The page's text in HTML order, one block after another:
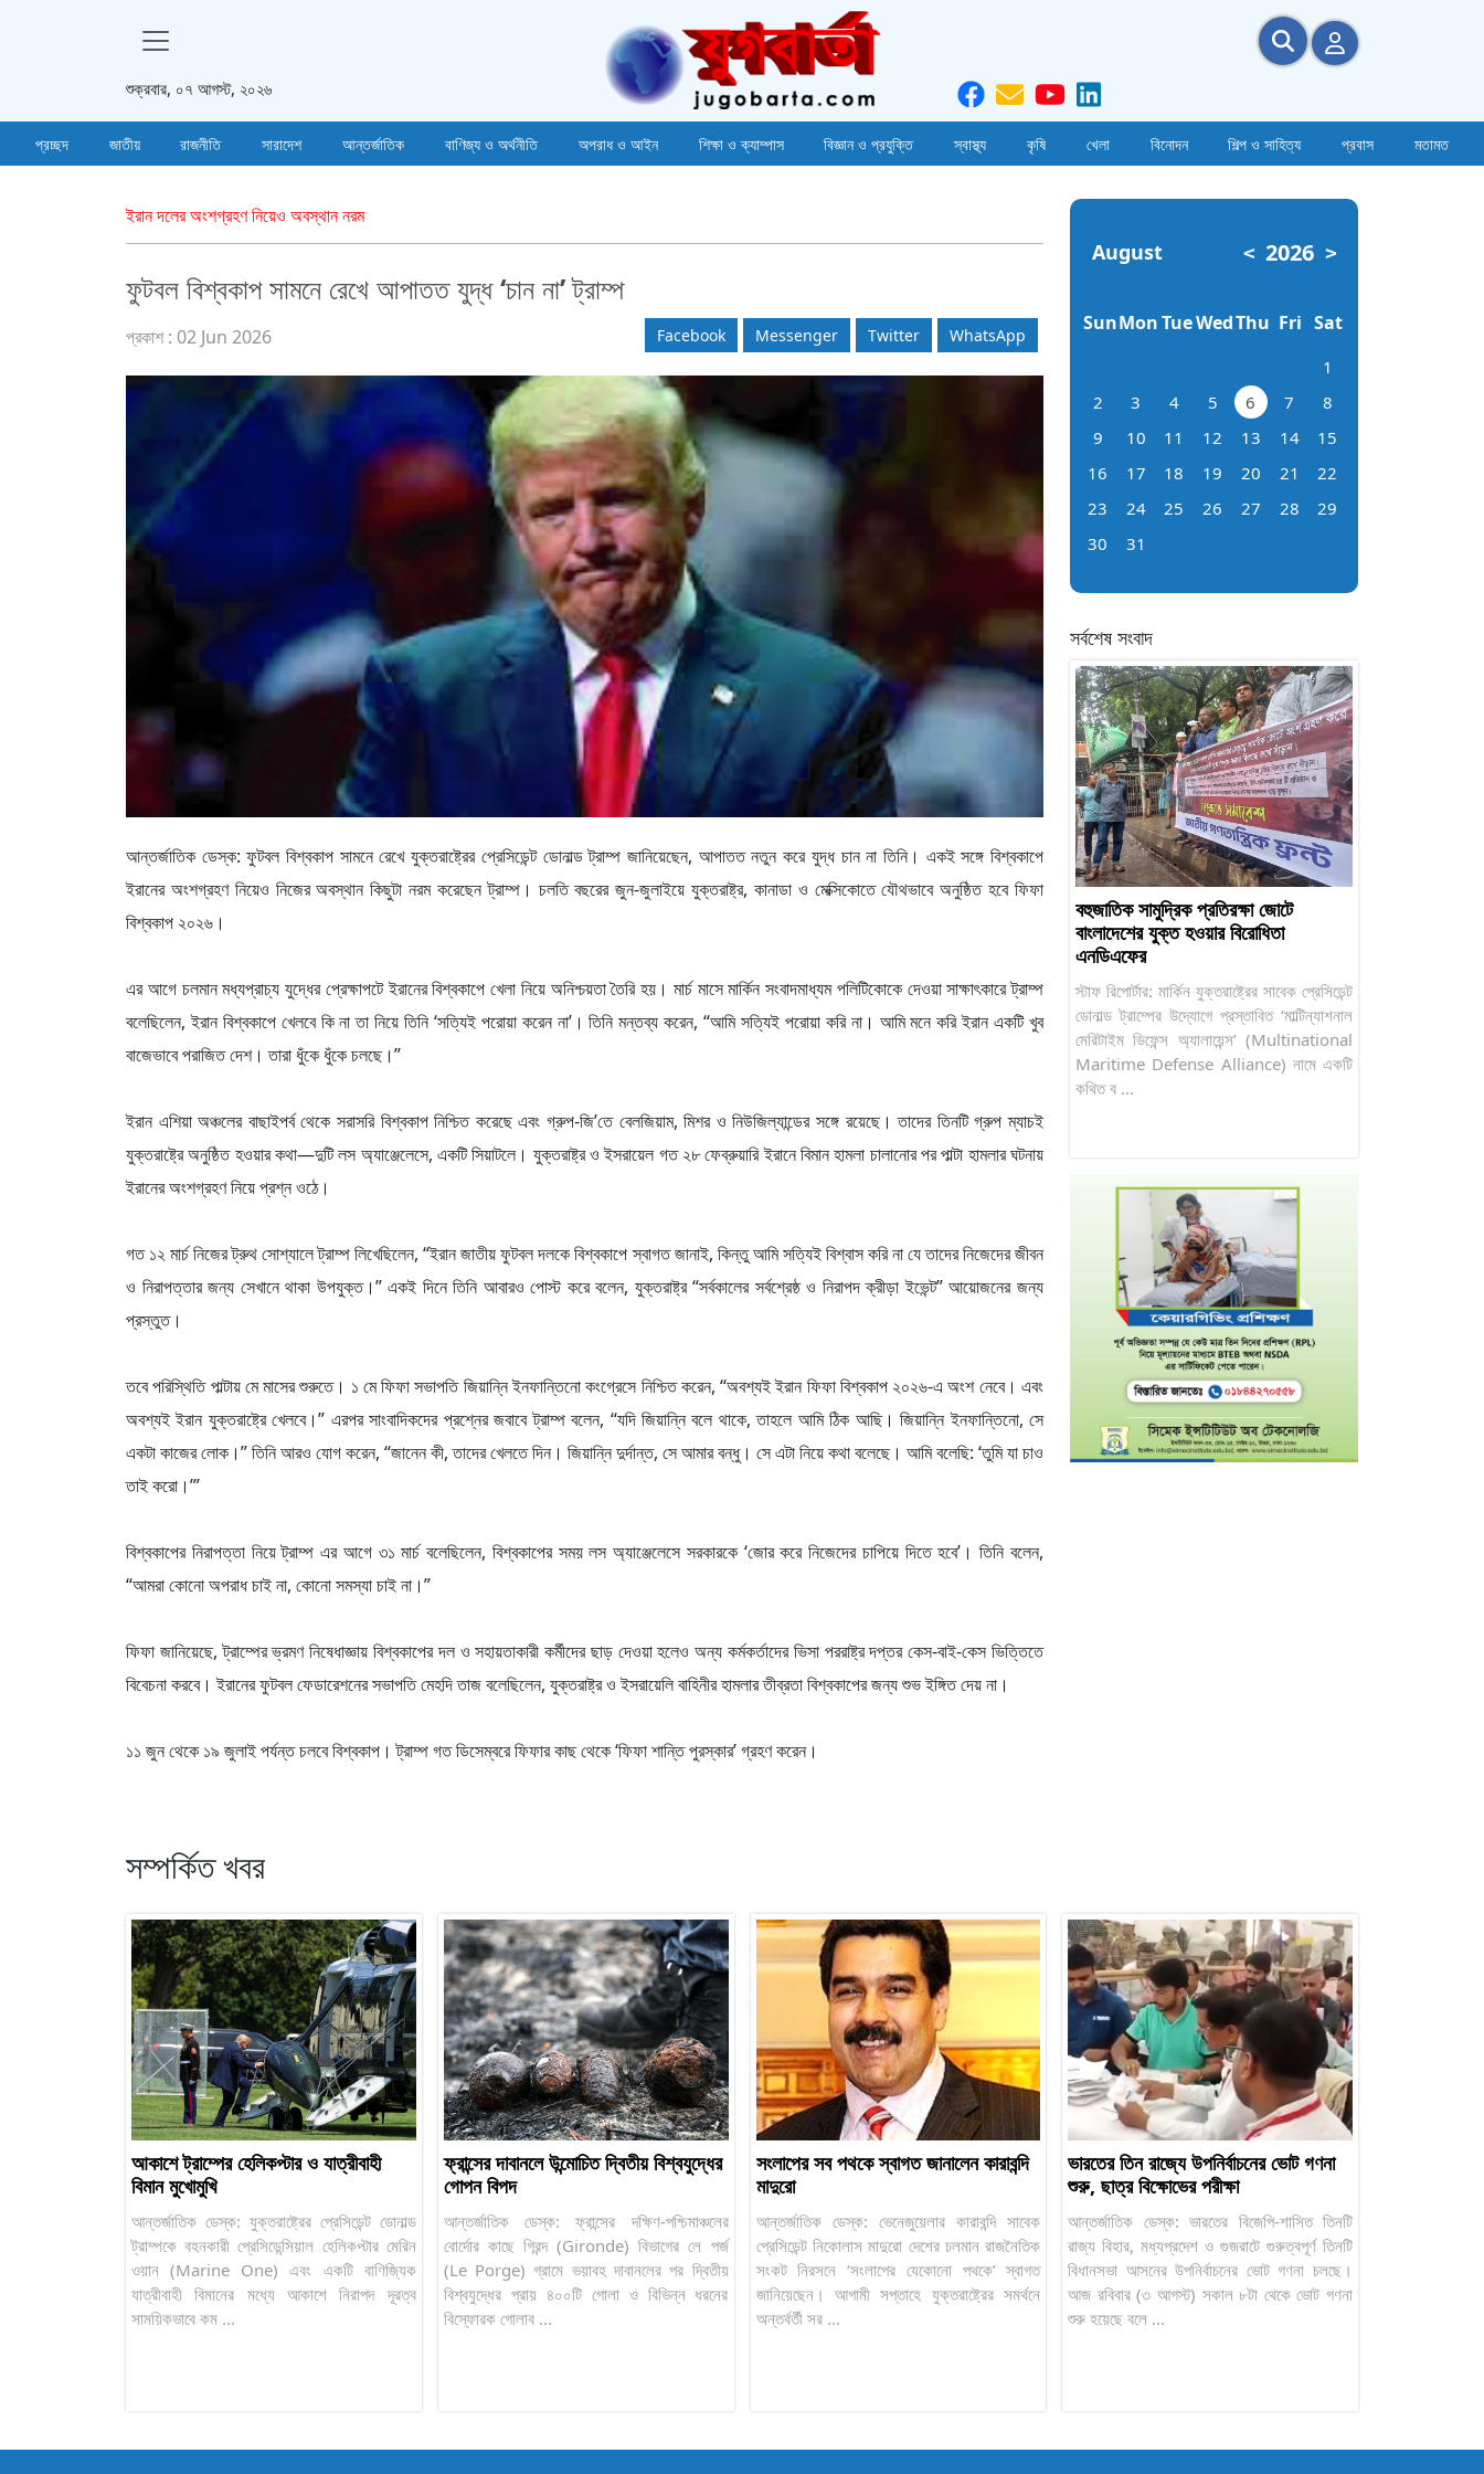
শুক্রবার, ০৭ আগস্ট, ২০২৬
প্রচ্ছদ জাতীয় রাজনীতি সারাদেশ আন্তর্জাতিক বাণিজ্য ও অর্থনীতি অপরাধ ও আইন শিক্ষা ও ক্যাম্পাস বিজ্ঞান ও প্রযুক্তি স্বাস্থ্য কৃষি খেলা বিনোদন শিল্প ও সাহিত্য প্রবাস মতামত
ইরান দলের অংশগ্রহণ নিয়েও অবস্থান নরম
ফুটবল বিশ্বকাপ সামনে রেখে আপাতত যুদ্ধ ‘চান না’ ট্রাম্প
প্রকাশ : 02 Jun 2026 Facebook Messenger Twitter WhatsApp
আন্তর্জাতিক ডেস্ক: ফুটবল বিশ্বকাপ সামনে রেখে যুক্তরাষ্ট্রের প্রেসিডেন্ট ডোনাল্ড ট্রাম্প জানিয়েছেন, আপাতত নতুন করে যুদ্ধ চান না তিনি। একই সঙ্গে বিশ্বকাপে
ইরানের অংশগ্রহণ নিয়েও নিজের অবস্থান কিছুটা নরম করেছেন ট্রাম্প। চলতি বছরের জুন-জুলাইয়ে যুক্তরাষ্ট্র, কানাডা ও মেক্সিকোতে যৌথভাবে অনুষ্ঠিত হবে ফিফা
বিশ্বকাপ ২০২৬।
এর আগে চলমান মধ্যপ্রাচ্য যুদ্ধের প্রেক্ষাপটে ইরানের বিশ্বকাপে খেলা নিয়ে অনিশ্চয়তা তৈরি হয়। মার্চ মাসে মার্কিন সংবাদমাধ্যম পলিটিকোকে দেওয়া সাক্ষাৎকারে ট্রাম্প
বলেছিলেন, ইরান বিশ্বকাপে খেলবে কি না তা নিয়ে তিনি ‘সত্যিই পরোয়া করেন না’। তিনি মন্তব্য করেন, “আমি সত্যিই পরোয়া করি না। আমি মনে করি ইরান একটি খুব
বাজেভাবে পরাজিত দেশ। তারা ধুঁকে ধুঁকে চলছে।”
ইরান এশিয়া অঞ্চলের বাছাইপর্ব থেকে সরাসরি বিশ্বকাপ নিশ্চিত করেছে এবং গ্রুপ-জি’তে বেলজিয়াম, মিশর ও নিউজিল্যান্ডের সঙ্গে রয়েছে। তাদের তিনটি গ্রুপ ম্যাচই
যুক্তরাষ্ট্রে অনুষ্ঠিত হওয়ার কথা—দুটি লস অ্যাঞ্জেলেসে, একটি সিয়াটলে। যুক্তরাষ্ট্র ও ইসরায়েল গত ২৮ ফেব্রুয়ারি ইরানে বিমান হামলা চালানোর পর পাল্টা হামলার ঘটনায়
ইরানের অংশগ্রহণ নিয়ে প্রশ্ন ওঠে।
গত ১২ মার্চ নিজের ট্রুথ সোশ্যালে ট্রাম্প লিখেছিলেন, “ইরান জাতীয় ফুটবল দলকে বিশ্বকাপে স্বাগত জানাই, কিন্তু আমি সত্যিই বিশ্বাস করি না যে তাদের নিজেদের জীবন
ও নিরাপত্তার জন্য সেখানে থাকা উপযুক্ত।” একই দিনে তিনি আবারও পোস্ট করে বলেন, যুক্তরাষ্ট্র “সর্বকালের সর্বশ্রেষ্ঠ ও নিরাপদ ক্রীড়া ইভেন্ট” আয়োজনের জন্য
প্রস্তুত।
তবে পরিস্থিতি পাল্টায় মে মাসের শুরুতে। ১ মে ফিফা সভাপতি জিয়ান্নি ইনফান্তিনো কংগ্রেসে নিশ্চিত করেন, “অবশ্যই ইরান ফিফা বিশ্বকাপ ২০২৬-এ অংশ নেবে। এবং
অবশ্যই ইরান যুক্তরাষ্ট্রে খেলবে।” এরপর সাংবাদিকদের প্রশ্নের জবাবে ট্রাম্প বলেন, “যদি জিয়ান্নি বলে থাকে, তাহলে আমি ঠিক আছি। জিয়ান্নি ইনফান্তিনো, সে
একটা কাজের লোক।” তিনি আরও যোগ করেন, “জানেন কী, তাদের খেলতে দিন। জিয়ান্নি দুর্দান্ত, সে আমার বন্ধু। সে এটা নিয়ে কথা বলেছে। আমি বলেছি: ‘তুমি যা চাও
তাই করো।’”
বিশ্বকাপের নিরাপত্তা নিয়ে ট্রাম্প এর আগে ৩১ মার্চ বলেছিলেন, বিশ্বকাপের সময় লস অ্যাঞ্জেলেসে সরকারকে ‘জোর করে নিজেদের চাপিয়ে দিতে হবে’। তিনি বলেন,
“আমরা কোনো অপরাধ চাই না, কোনো সমস্যা চাই না।”
ফিফা জানিয়েছে, ট্রাম্পের ভ্রমণ নিষেধাজ্ঞায় বিশ্বকাপের দল ও সহায়তাকারী কর্মীদের ছাড় দেওয়া হলেও অন্য কর্মকর্তাদের ভিসা পররাষ্ট্র দপ্তর কেস-বাই-কেস ভিত্তিতে
বিবেচনা করবে। ইরানের ফুটবল ফেডারেশনের সভাপতি মেহদি তাজ বলেছিলেন, যুক্তরাষ্ট্র ও ইসরায়েলি বাহিনীর হামলার তীব্রতা বিশ্বকাপের জন্য শুভ ইঙ্গিত দেয় না।
১১ জুন থেকে ১৯ জুলাই পর্যন্ত চলবে বিশ্বকাপ। ট্রাম্প গত ডিসেম্বরে ফিফার কাছ থেকে ‘ফিফা শান্তি পুরস্কার’ গ্রহণ করেন।
August < 2026 >
SunMonTueWedThu Fri Sat
1
2
3 4 5 6 7
8
9
10 11 12 13 14
15
16
17 18 19 20 21
22
23
24 25 26 27 28
29
30
31
সর্বশেষ সংবাদ
বহুজাতিক সামুদ্রিক প্রতিরক্ষা জোটে
বাংলাদেশের যুক্ত হওয়ার বিরোধিতা
এনডিএফের
স্টাফ রিপোর্টার: মার্কিন যুক্তরাষ্ট্রের সাবেক প্রেসিডেন্ট
ডোনাল্ড ট্রাম্পের উদ্যোগে প্রস্তাবিত ‘মাল্টিন্যাশনাল
মেরিটাইম ডিফেন্স অ্যালায়েন্স’ (Multinational
Maritime Defense Alliance) নামে একটি
কথিত ব ...
সম্পর্কিত খবর
আকাশে ট্রাম্পের হেলিকপ্টার ও যাত্রীবাহী
বিমান মুখোমুখি
আন্তর্জাতিক ডেস্ক: যুক্তরাষ্ট্রের প্রেসিডেন্ট ডোনাল্ড
ট্রাম্পকে বহনকারী প্রেসিডেন্সিয়াল হেলিকপ্টার মেরিন
ওয়ান (Marine One) এবং একটি বাণিজ্যিক
যাত্রীবাহী বিমানের মধ্যে আকাশে নিরাপদ দূরত্ব
সাময়িকভাবে কম ...
ফ্রান্সের দাবানলে উন্মোচিত দ্বিতীয় বিশ্বযুদ্ধের
গোপন বিপদ
আন্তর্জাতিক ডেস্ক: ফ্রান্সের দক্ষিণ-পশ্চিমাঞ্চলের
বোর্দোর কাছে গিরন্দ (Gironde) বিভাগের লে পর্জ
(Le Porge) গ্রামে ভয়াবহ দাবানলের পর দ্বিতীয়
বিশ্বযুদ্ধের প্রায় ৪০০টি গোলা ও বিভিন্ন ধরনের
বিস্ফোরক গোলাব ...
সংলাপের সব পথকে স্বাগত জানালেন কারাবন্দি
মাদুরো
আন্তর্জাতিক ডেস্ক: ভেনেজুয়েলার কারাবন্দি সাবেক
প্রেসিডেন্ট নিকোলাস মাদুরো দেশের চলমান রাজনৈতিক
সংকট নিরসনে ‘সংলাপের যেকোনো পথকে’ স্বাগত
জানিয়েছেন। আগামী সপ্তাহে যুক্তরাষ্ট্রের সমর্থনে
অন্তর্বর্তী সর ...
ভারতের তিন রাজ্যে উপনির্বাচনের ভোট গণনা
শুরু, ছাত্র বিক্ষোভের পরীক্ষা
আন্তর্জাতিক ডেস্ক: ভারতের বিজেপি-শাসিত তিনটি
রাজ্য বিহার, মধ্যপ্রদেশ ও গুজরাটে গুরুত্বপূর্ণ তিনটি
বিধানসভা আসনের উপনির্বাচনের ভোট গণনা চলছে।
আজ রবিবার (৩ আগস্ট) সকাল ৮টা থেকে ভোট গণনা
শুরু হয়েছে বলে ...